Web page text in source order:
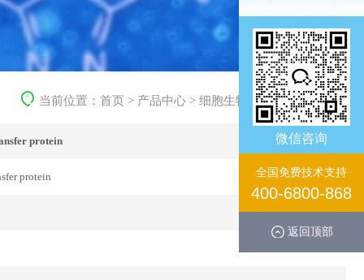
当前位置： 首页 > 产品中心 > 细胞生物学产品>重组蛋白
protein
protein
微信咨询
全国免费技术支持
400-6800-868
返回顶部